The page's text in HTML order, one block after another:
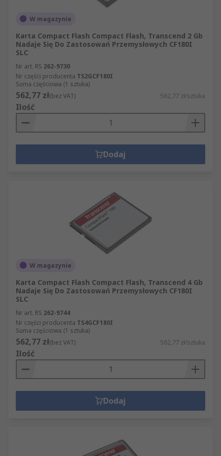
W magazynie
Karta Compact Flash Compact Flash, Transcend 2 Gb
Nadaje Się Do Zastosowań Przemysłowych CF180I
SLC
Nr art. RS 262-9730
Nr części producenta TS2GCF180I
Suma częściowa (1 sztuka)
562,77 zł(bez VAT) 562,77 zł/sztuka
Ilość
Dodaj
W magazynie
Karta Compact Flash Compact Flash, Transcend 4 Gb
Nadaje Się Do Zastosowań Przemysłowych CF180I
SLC
Nr art. RS 262-9744
Nr części producenta TS4GCF180I
Suma częściowa (1 sztuka)
562,77 zł(bez VAT) 562,77 zł/sztuka
Ilość
Dodaj